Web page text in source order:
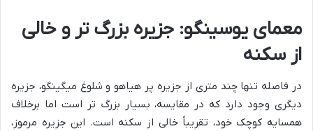
معمای یوسینگو: جزیره بزرگ تر و خالی
از سکنه
در فاصله تنها چند متری از جزیره پر هیاهو و شلوغ میگینگو، جزیره
دیگری وجود دارد که در مقایسه، بسیار بزرگ تر است اما برخلاف
همسایه کوچک خود، تقریباً خالی از سکنه است. این جزیره مرموز،